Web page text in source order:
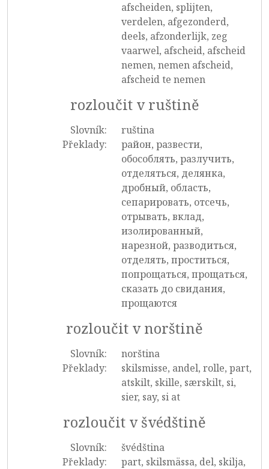
afscheiden, splijten,
verdelen, afgezonderd,
deels, afzonderlijk, zeg
vaarwel, afscheid, afscheid
nemen, nemen afscheid,
afscheid te nemen
rozloučit v ruštině
Slovník:
ruština
Překlady:
район, развести,
обособлять, разлучить,
отделяться, делянка,
дробный, область,
сепарировать, отсечь,
отрывать, вклад,
изолированный,
нарезной, разводиться,
отделять, проститься,
попрощаться, прощаться,
сказать до свидания,
прощаются
rozloučit v norštině
Slovník:
norština
Překlady:
skilsmisse, andel, rolle, part,
atskilt, skille, særskilt, si,
sier, say, si at
rozloučit v švédštině
Slovník:
švédština
Překlady:
part, skilsmässa, del, skilja,